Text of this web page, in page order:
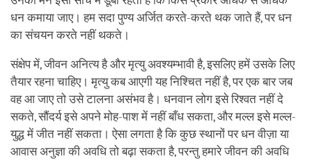
धन कमाया जाए। हम सदा पुण्य अर्जित करते-करते थक जाते हैं, पर धन
का संचयन करते नहीं थकते।
संक्षेप में, जीवन अनित्य है और मृत्यु अवश्यम्भावी है, इसलिए हमें उसके लिए
तैयार रहना चाहिए। मृत्यु कब आएगी यह निश्चित नहीं है, पर एक बार जब
वह आ जाए तो उसे टालना असंभव है। धनवान लोग इसे रिश्वत नहीं दे
सकते, सौंदर्य इसे अपने मोह-पाश में नहीं बाँध सकता, और मल्ल इसे मल्ल-
युद्ध में जीत नहीं सकता। ऐसा लगता है कि कुछ स्थानों पर धन वीज़ा या
आवास अनुज्ञा की अवधि तो बढ़ा सकता है, परन्तु हमारे जीवन की अवधि